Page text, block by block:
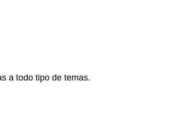
a todo tipo de temas.